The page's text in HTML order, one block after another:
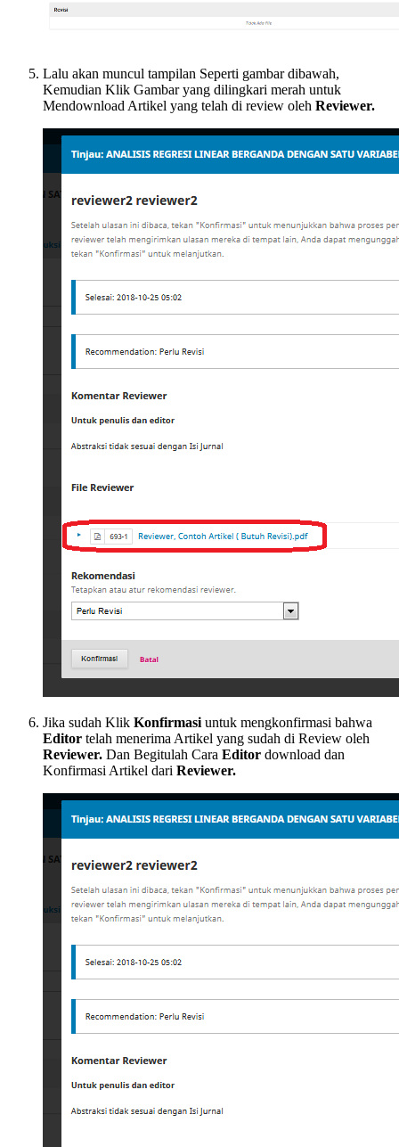
Lalu akan muncul tampilan Seperti gambar dibawah,
Kemudian Klik Gambar yang dilingkari merah untuk
Mendownload Artikel yang telah di review oleh Reviewer.
Jika sudah Klik Konfirmasi untuk mengkonfirmasi bahwa
Editor telah menerima Artikel yang sudah di Review oleh
Reviewer. Dan Begitulah Cara Editor download dan
Konfirmasi Artikel dari Reviewer.